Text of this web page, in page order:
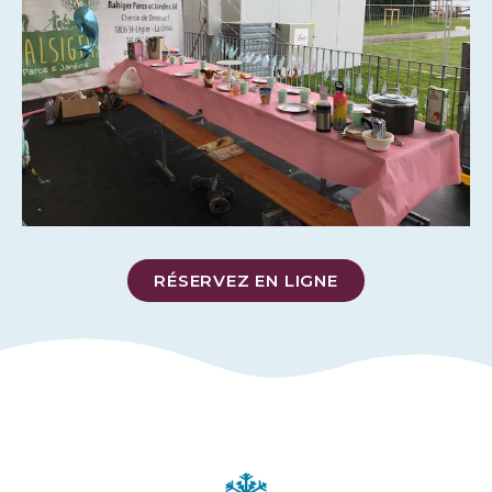
RÉSERVEZ EN LIGNE